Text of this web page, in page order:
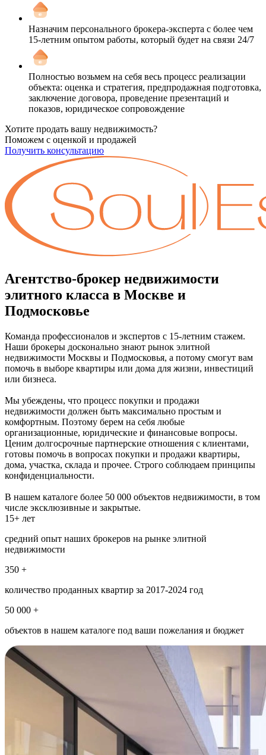
Назначим персонального брокера-эксперта с более чем
15-летним опытом работы, который будет на связи 24/7
Полностью возьмем на себя весь процесс реализации
объекта: оценка и стратегия, предпродажная подготовка,
заключение договора, проведение презентаций и
показов, юридическое сопровождение
Хотите продать вашу недвижимость?
Поможем с оценкой и продажей
Получить консультацию
Агентство-брокер недвижимости
элитного класса в Москве и
Подмосковье
Команда профессионалов и экспертов с 15-летним стажем.
Наши брокеры досконально знают рынок элитной
недвижимости Москвы и Подмосковья, а потому смогут вам
помочь в выборе квартиры или дома для жизни, инвестиций
или бизнеса.
Мы убеждены, что процесс покупки и продажи
недвижимости должен быть максимально простым и
комфортным. Поэтому берем на себя любые
организационные, юридические и финансовые вопросы.
Ценим долгосрочные партнерские отношения с клиентами,
готовы помочь в вопросах покупки и продажи квартиры,
дома, участка, склада и прочее. Строго соблюдаем принципы
конфиденциальности.
В нашем каталоге более 50 000 объектов недвижимости, в том
числе эксклюзивные и закрытые.
15+ лет
средний опыт наших брокеров на рынке элитной
недвижимости
350 +
количество проданных квартир за 2017-2024 год
50 000 +
объектов в нашем каталоге под ваши пожелания и бюджет